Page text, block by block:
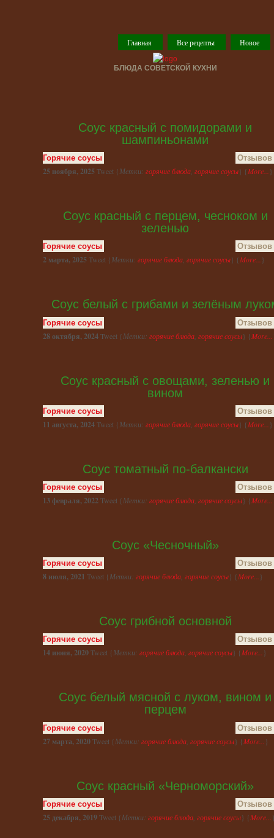
Главная Все рецепты Новое
БЛЮДА СОВЕТСКОЙ КУХНИ
Соус красный с помидорами и
шампиньонами
Горячие соусы Отзывов
25 ноября, 2025Tweet {Метки: горячие блюда горячие соусы} {More... }
Соус красный с перцем, чесноком и
зеленью
Горячие соусы Отзывов
2 марта, 2025Tweet {Метки: горячие блюда, горячие соусы} {More...}
Соус белый с грибами и зелёным
Горячие соусы Отзывов
28 октября, 2024Tweet {Метки: горячие блюда горячие соусы} {More...
Соус красный с овощами, зеленью и
вином
Горячие соусы Отзывов
11 августа, 2024Tweet {Метки: горячие блюда горячие соусы} {More... }
Соус томатный по-балкански
Горячие соусы Отзывов
13 февраля, 2022Tweet {Метки: горячие блюда горячие соусы} {More...
Соус «Чесночный»
Горячие соусы Отзывов
8 июля, 2021 Tweet {Метки: горячие блюда горячие соусы} {More... }
Соус грибной основной
Горячие соусы Отзывов
14 июня, 2020Tweet {Метки: горячие блюда, горячие соусы} {More...}
Соус белый мясной с луком, вином и
перцем
Горячие соусы Отзывов
27 марта, 2020Tweet {Метки: горячие блюда горячие соусы} {More... }
Соус красный «Черноморский»
Горячие соусы Отзывов
25 декабря, 2019Tweet {Метки: горячие блюда горячие соусы} {More...